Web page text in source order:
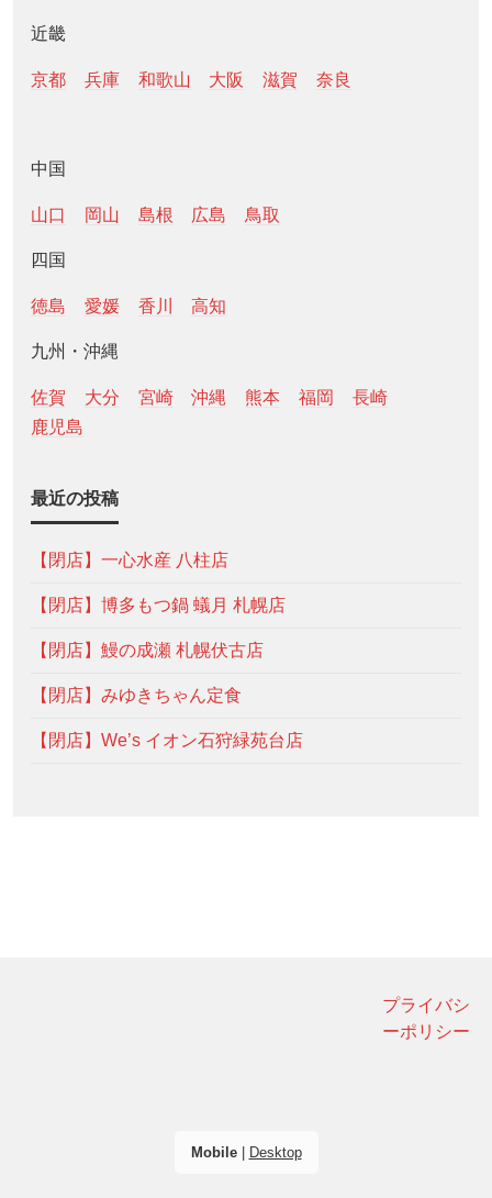
近畿
京都 兵庫 和歌山 大阪 滋賀 奈良
中国
山口 岡山 島根 広島 鳥取
四国
徳島 愛媛 香川 高知
九州・沖縄
佐賀 大分 宮崎 沖縄 熊本 福岡
長崎
鹿児島
最近の投稿
【閉店】一心水産 八柱店
【閉店】博多もつ鍋 蟻月 札幌店
【閉店】鰻の成瀬 札幌伏古店
【閉店】みゆきちゃん定食
【閉店】We’s イオン石狩緑苑台店
プライバシ
ーポリシー
Mobile| Desktop